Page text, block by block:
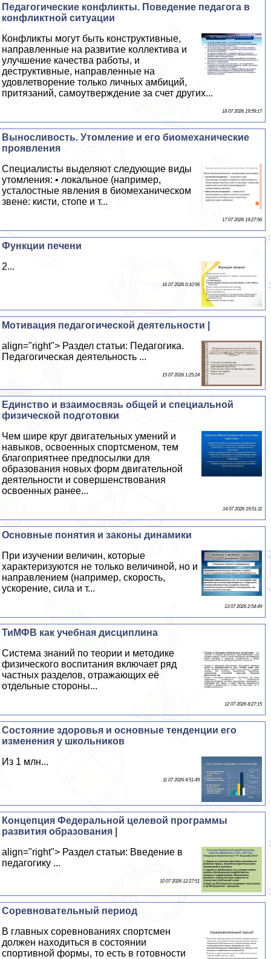
Педагогические конфликты. Поведение педагога в
конфликтной ситуации
Конфликты могут быть конструктивные,
направленные на развитие коллектива и
улучшение качества работы, и
деструктивные, направленные на
удовлетворение только личных амбиций,
притязаний, самоутверждение за счет других...
18 07 2026 19:59:17
Выносливость. Утомление и его биомеханические
проявления
Специалисты выделяют следующие виды
утомления: • локальное (например,
усталостные явления в биомеханическом
звене: кисти, стопе и т...
17 07 2026 19:27:56
Функции печени
2...
16 07 2026 0:10:56
Мотивация педагогической деятельности |
align="right"> Раздел статьи: Педагогика.
Педагогическая деятельность ...
15 07 2026 1:25:24
Единство и взаимосвязь общей и специальной
физической подготовки
Чем шире круг двигательных умений и
навыков, освоенных спортсменом, тем
благоприятнее предпосылки для
образования новых форм двигательной
деятельности и совершенствования
освоенных ранее...
14 07 2026 19:51:11
Основные понятия и законы динамики
При изучении величин, которые
хаpaктеризуются не только величиной, но и
направлением (например, скорость,
ускорение, сила и т...
13 07 2026 2:54:49
ТиМФВ как учебная дисциплина
Система знаний по теории и методике
физического воспитания включает ряд
частных разделов, отражающих её
отдельные стороны...
12 07 2026 8:27:15
Состояние здоровья и основные тенденции его
изменения у школьников
Из 1 млн...
11 07 2026 4:51:49
Концепция Федеральной целевой программы
развития образования |
align="right"> Раздел статьи: Введение в
педагогику ...
10 07 2026 12:27:51
Соревновательный период
В главных соревнованиях спортсмен
должен находиться в состоянии
спортивной формы, то есть в готовности